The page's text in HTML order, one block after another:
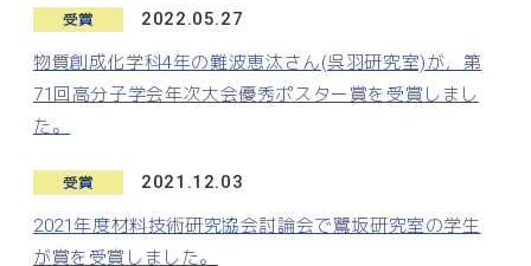
受賞 2022.05.27
物質創成化学科4年の難波恵汰さん(呉羽研究室)が，第
71回高分子学会年次大会優秀ポスター賞を受賞しまし
た。
受賞 2021.12.03
2021年度材料技術研究協会討論会で鷺坂研究室の学生
が賞を受賞しました。